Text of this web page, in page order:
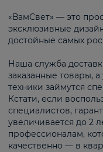
«ВамСвет» — это
эксклюзивные
достойные самых
Наша служба
заказанные товары,
техники займутся
Кстати, если
специалистов,
увеличивается до 2
профессионалам,
качественно — в